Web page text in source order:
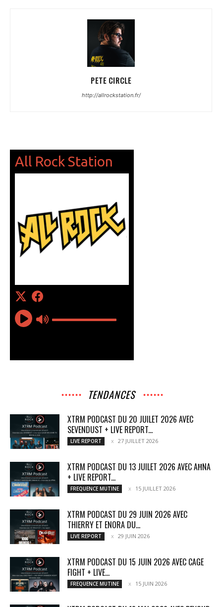
PETE CIRCLE
http://allrockstation.fr/
TENDANCES
XTRM PODCAST DU 20 JUILET 2026 AVEC
SEVENDUST + LIVE REPORT...
LIVE REPORT 27 JUILLET 2026
XTRM PODCAST DU 13 JUILET 2026 AVEC AĦNA
+ LIVE REPORT...
FREQUENCE MUTINE 15 JUILLET 2026
XTRM PODCAST DU 29 JUIN 2026 AVEC
THIERRY ET ENORA DU...
LIVE REPORT 29 JUIN 2026
XTRM PODCAST DU 15 JUIN 2026 AVEC CAGE
FIGHT + LIVE...
FREQUENCE MUTINE 15 JUIN 2026